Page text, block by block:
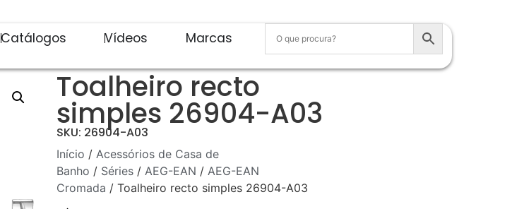
Catálogos Vídeos Marcas
Toalheiro recto
simples 26904-A03
SKU: 26904-A03
Início / Acessórios de Casa de
Banho / Séries/ AEG-EAN / AEG-EAN
Cromada / Toalheiro recto simples 26904-A03